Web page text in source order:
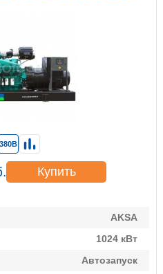
AKSA
1024 кВт
Автозапуск
380В
Купить